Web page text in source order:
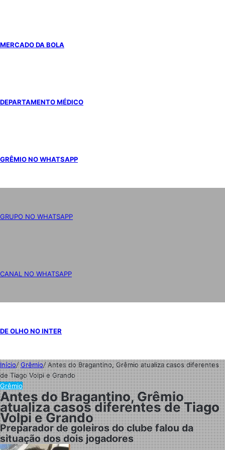
MERCADO DA BOLA
DEPARTAMENTO MÉDICO
GRÊMIO NO WHATSAPP
GRUPO NO WHATSAPP
CANAL NO WHATSAPP
DE OLHO NO INTER
Início/Grêmio/Antes do Bragantino, Grêmio atualiza casos diferentes
de Tiago Volpi e Grando
Grêmio
Antes do Bragantino, Grêmio
atualiza casos diferentes de Tiago
Volpi e Grando
Preparador de goleiros do clube falou da
situação dos dois jogadores